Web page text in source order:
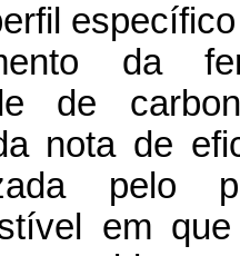
da
de
nota de
pelo
em